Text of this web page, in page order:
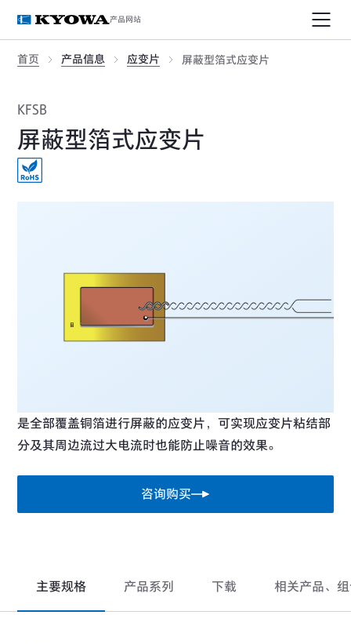
产品网站
首页 产品信息 应变片 屏蔽型箔式应变片
KFSB
屏蔽型箔式应变片
是全部覆盖铜箔进行屏蔽的应变片，可实现应变片粘结部
分及其周边流过大电流时也能防止噪音的效果。
咨询购买
主要规格 产品系列 下载 相关产品、